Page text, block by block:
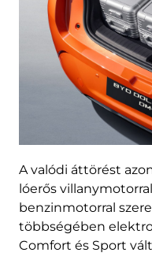
A valódi áttörést
lóerős
benzinmotorral
többségében
Comfort és Sport